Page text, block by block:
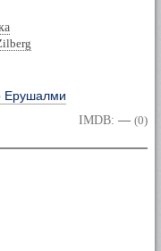
Ерушалми
IMDB: — (0)